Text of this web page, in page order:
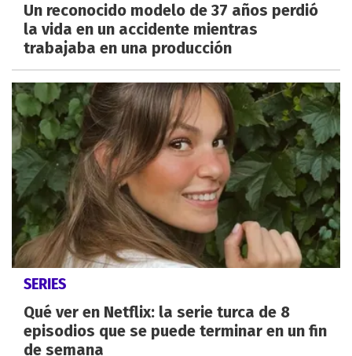
Un reconocido modelo de 37 años perdió
la vida en un accidente mientras
trabajaba en una producción
SERIES
Qué ver en Netflix: la serie turca de 8
episodios que se puede terminar en un fin
de semana